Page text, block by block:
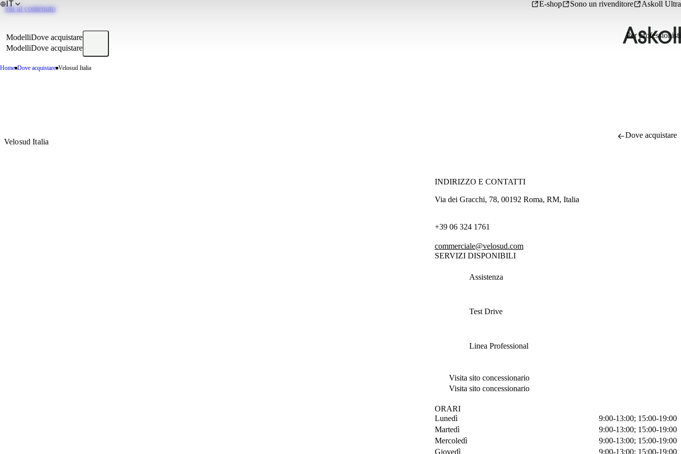
Vai al contenuto
IT E-shop Sono un rivenditore Askoll Ultra
Per professionisti
Modelli
Modelli
Dove acquistare
Dove acquistare
Home Dove acquistare Velosud Italia
Velosud Italia
Dove acquistare
INDIRIZZO E CONTATTI
Via dei Gracchi, 78, 00192 Roma, RM, Italia
+39 06 324 1761
commerciale@velosud.com
SERVIZI DISPONIBILI
Assistenza
Test Drive
Linea Professional
Visita sito concessionario
Visita sito concessionario
ORARI
Lunedì
9:00-13:00; 15:00-19:00
Martedì
9:00-13:00; 15:00-19:00
Mercoledì
9:00-13:00; 15:00-19:00
Giovedì
9:00-13:00; 15:00-19:00